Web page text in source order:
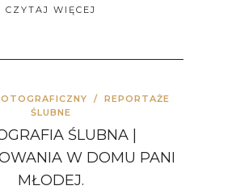
CZYTAJ WIĘCEJ
/ REPORTAŻE
ŚLUBNE
ŚLUBNA |
W DOMU PANI
MŁODEJ.